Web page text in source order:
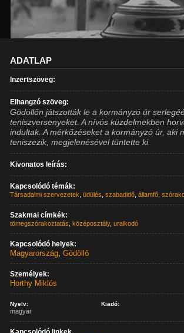
ADATLAP
Inzertszöveg:
Elhangzó szöveg:
Gödöllőn játszották le a kormányzó úr
teniszversenyeket. A nívós küzdelmekben
indultak. A mérkőzéseket a kormányzó úr, aki
teniszezik, megjelenésével tüntette ki.
Kivonatos leírás:
Kapcsolódó témák:
Társadalmi szervezetek ,üdülés ,szabadidő ,államfő ,
Szakmai címkék:
tömegszórakoztatás ,középosztály,uralkodó
Kapcsolódó helyek:
Magyarország,Gödöllő
Személyek:
Horthy Miklós
Nyelv:
magyar
Kiadó: